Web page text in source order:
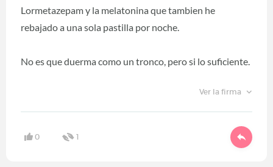
Lormetazepam y la melatonina que tambien he
rebajado a una sola pastilla por noche.
No es que duerma como un tronco, pero si lo suficiente.
Ver la firma
0 1